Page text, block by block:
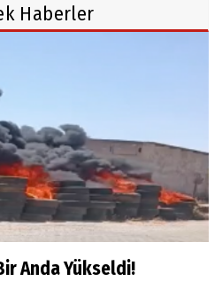
Haberler
Anda Yükseldi!